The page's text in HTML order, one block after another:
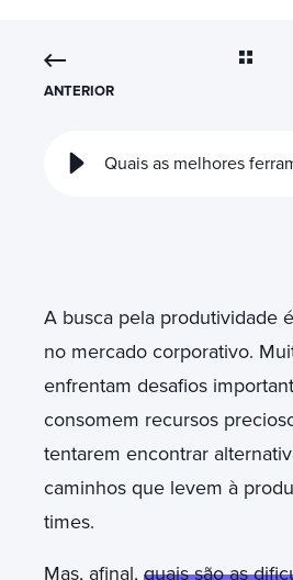
ANTERIOR
A busca pela produtividade
no mercado corporativo.
enfrentam desafios
consomem recursos
tentarem encontrar
caminhos que levem à
times.
Mas, afinal, quais são as